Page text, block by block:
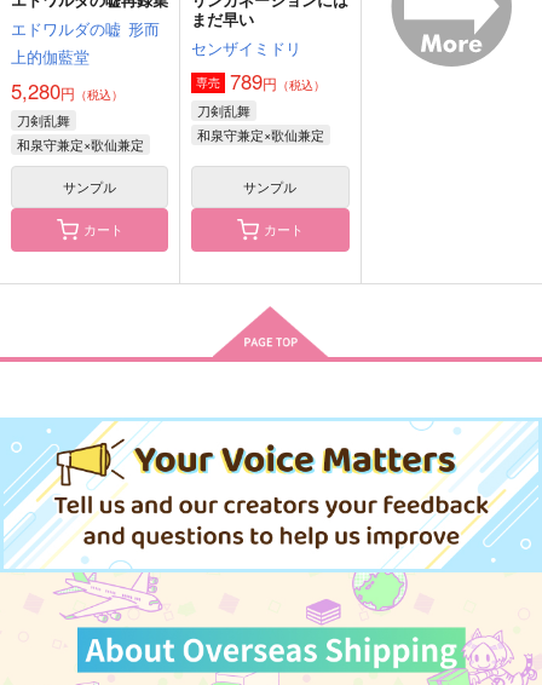
茶碗飯のWEBのや
茶碗飯
1,719 円（税込）
あめざいく
2,357円（税込）
大倶利伽羅×歌仙兼定
サンプル
作品詳細
花葬の約束
濃州関住兼定作15
最後に愛をひとさじ
エドワルダの嘘 形而
上的伽藍堂
5,280円 （税込）
刀剣乱舞
和泉守兼定×歌仙兼定
サンプル
カート
まだ早い
センザイミドリ
専売 789円 （税込）
刀剣乱舞
和泉守兼定×歌仙兼定
サンプル
カート